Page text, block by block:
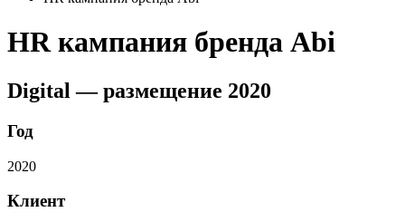
HR кампания бренда Abi
Digital — размещение 2020
Год
2020
Клиент